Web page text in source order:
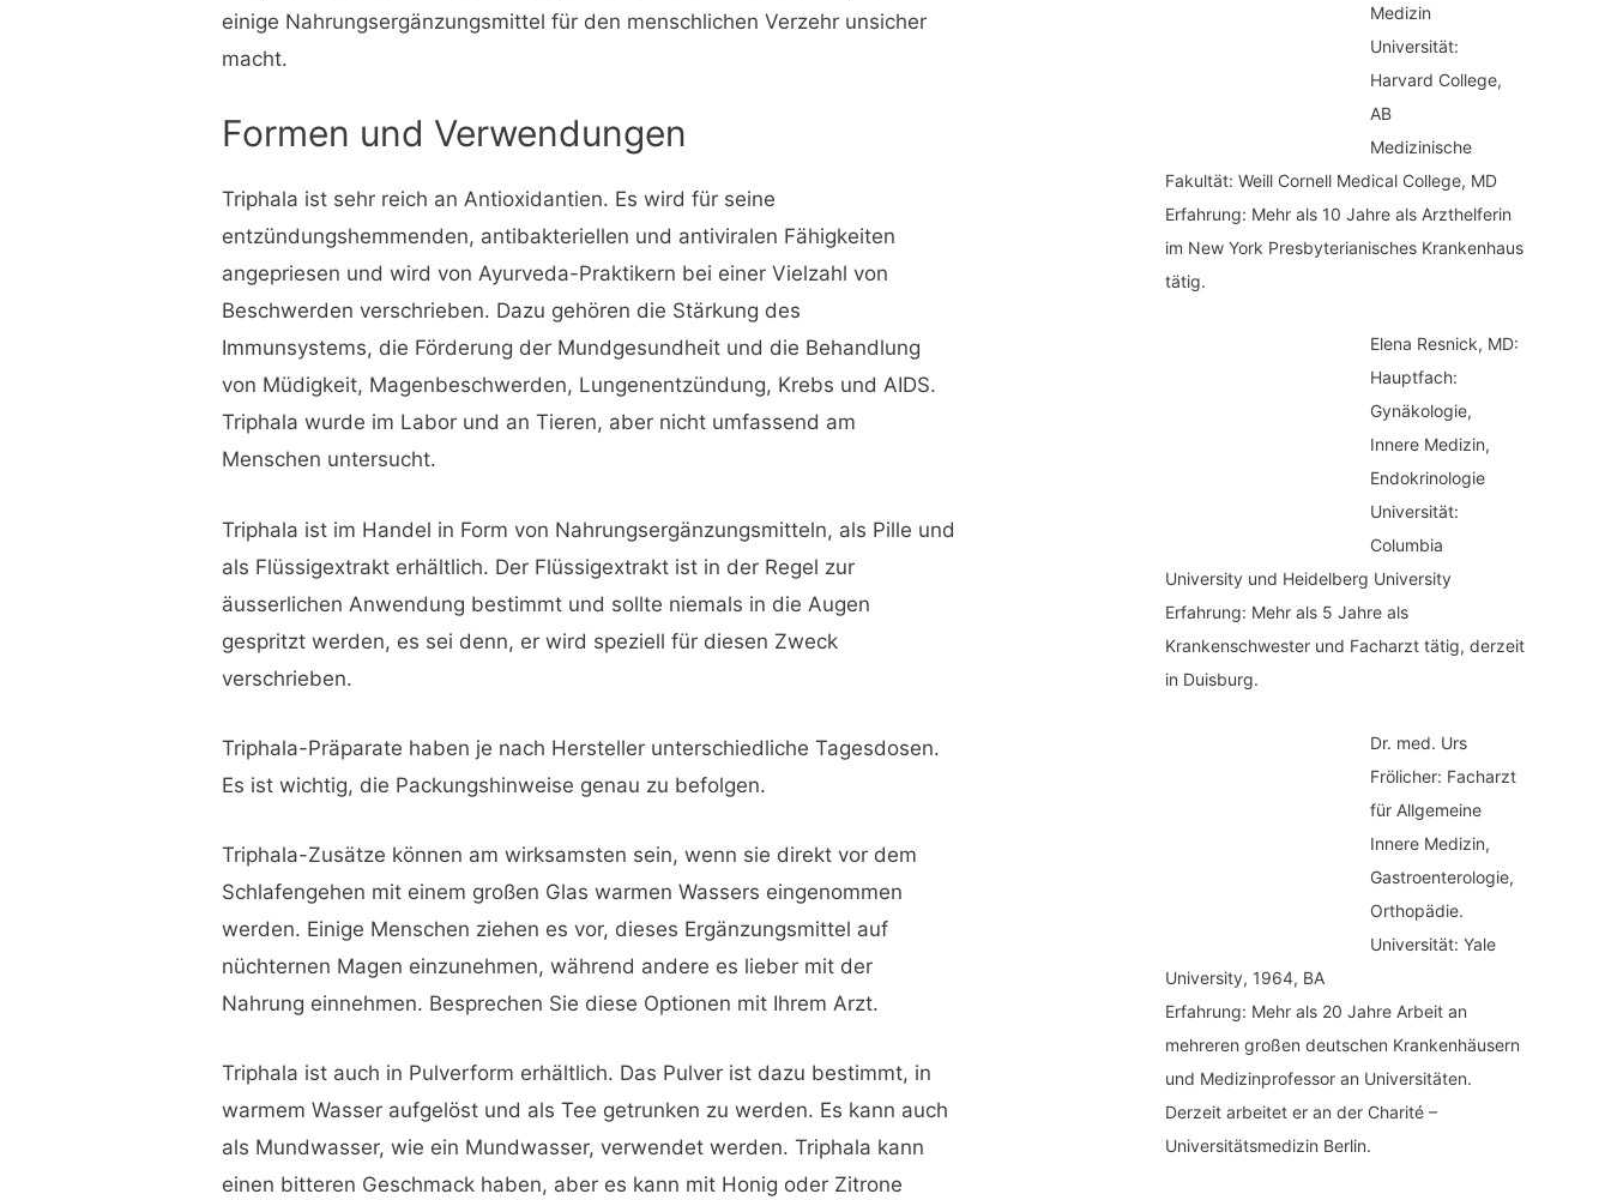
einige Nahrungsergänzungsmittel für den menschlichen Verzehr unsicher
macht.
Formen und Verwendungen
Triphala ist sehr reich an Antioxidantien. Es wird für seine
entzündungshemmenden, antibakteriellen und antiviralen Fähigkeiten
angepriesen und wird von Ayurveda-Praktikern bei einer Vielzahl von
Beschwerden verschrieben. Dazu gehören die Stärkung des
Immunsystems, die Förderung der Mundgesundheit und die Behandlung
von Müdigkeit, Magenbeschwerden, Lungenentzündung, Krebs und AIDS.
Triphala wurde im Labor und an Tieren, aber nicht umfassend am
Menschen untersucht.
Triphala ist im Handel in Form von Nahrungsergänzungsmitteln, als Pille und
als Flüssigextrakt erhältlich. Der Flüssigextrakt ist in der Regel zur
äusserlichen Anwendung bestimmt und sollte niemals in die Augen
gespritzt werden, es sei denn, er wird speziell für diesen Zweck
verschrieben.
Triphala-Präparate haben je nach Hersteller unterschiedliche Tagesdosen.
Es ist wichtig, die Packungshinweise genau zu befolgen.
Triphala-Zusätze können am wirksamsten sein, wenn sie direkt vor dem
Schlafengehen mit einem großen Glas warmen Wassers eingenommen
werden. Einige Menschen ziehen es vor, dieses Ergänzungsmittel auf
nüchternen Magen einzunehmen, während andere es lieber mit der
Nahrung einnehmen. Besprechen Sie diese Optionen mit Ihrem Arzt.
Triphala ist auch in Pulverform erhältlich. Das Pulver ist dazu bestimmt, in
warmem Wasser aufgelöst und als Tee getrunken zu werden. Es kann auch
als Mundwasser, wie ein Mundwasser, verwendet werden. Triphala kann
einen bitteren Geschmack haben, aber es kann mit Honig oder Zitrone
Medizin
Universität:
Harvard College,
AB
Medizinische
Fakultät: Weill Cornell Medical College, MD
Erfahrung: Mehr als 10 Jahre als Arzthelferin
im New York Presbyterianisches Krankenhaus
tätig.
Elena Resnick, MD:
Hauptfach:
Gynäkologie,
Innere Medizin,
Endokrinologie
Universität:
Columbia
University und Heidelberg University
Erfahrung: Mehr als 5 Jahre als
Krankenschwester und Facharzt tätig, derzeit
in Duisburg.
Dr. med. Urs
Frölicher: Facharzt
für Allgemeine
Innere Medizin,
Gastroenterologie,
Orthopädie.
Universität: Yale
University, 1964, BA
Erfahrung: Mehr als 20 Jahre Arbeit an
mehreren großen deutschen Krankenhäusern
und Medizinprofessor an Universitäten.
Derzeit arbeitet er an der Charité –
Universitätsmedizin Berlin.